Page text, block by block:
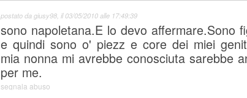
postato dagiusy98 , il03/05/2010 alle 17:49:39
sono napoletana.E lo devo affermare.Sono
e quindi sono o' piezz e core dei miei
mia nonna mi avrebbe conosciuta sarebbe
per me.
segnala abuso